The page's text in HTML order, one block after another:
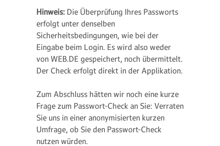
Hinweis: Die Überprüfung Ihres Passworts
erfolgt unter denselben
Sicherheitsbedingungen, wie bei der
Eingabe beim Login. Es wird also weder
von WEB.DE gespeichert, noch übermittelt.
Der Check erfolgt direkt in der Applikation.
Zum Abschluss hätten wir noch eine kurze
Frage zum Passwort-Check an Sie: Verraten
Sie uns in einer anonymisierten kurzen
Umfrage, ob Sie den Passwort-Check
nutzen würden.